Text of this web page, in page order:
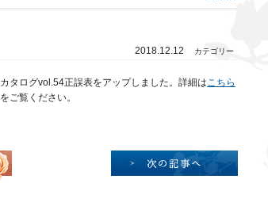
2018.12.12 カテゴリー
カタログvol.54正誤表をアップしました。詳細はこちら
をご覧ください。